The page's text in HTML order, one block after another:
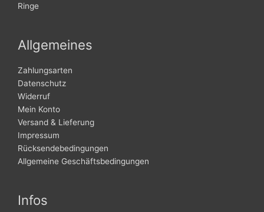
Ringe
Allgemeines
Zahlungsarten
Datenschutz
Widerruf
Mein Konto
Versand & Lieferung
Impressum
Rücksendebedingungen
Allgemeine Geschäftsbedingungen
Infos